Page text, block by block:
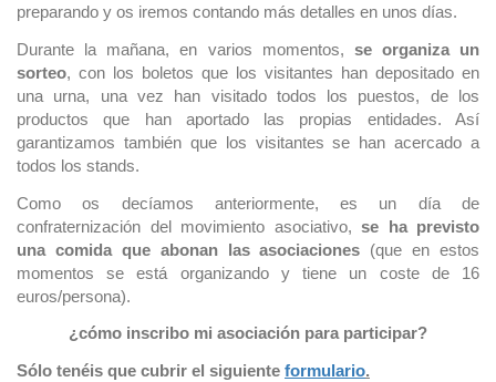
preparando y os iremos contando más detalles en unos días.
Durante la mañana, en varios momentos, se organiza un
sorteo, con los boletos que los visitantes han depositado en
una urna, una vez han visitado todos los puestos, de los
productos que han aportado las propias entidades. Así
garantizamos también que los visitantes se han acercado a
todos los stands.
Como os decíamos anteriormente, es un día de
confraternización del movimiento asociativo, se ha previsto
una comida que abonan las asociaciones (que en estos
momentos se está organizando y tiene un coste de 16
euros/persona).
¿cómo inscribo mi asociación para participar?
Sólo tenéis que cubrir el siguiente formulario.